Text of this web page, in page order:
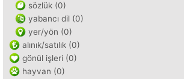
sözlük (0)
yabancı dil (0)
yer/yön (0)
alınık/satılık (0)
gönül işleri (0)
hayvan (0)